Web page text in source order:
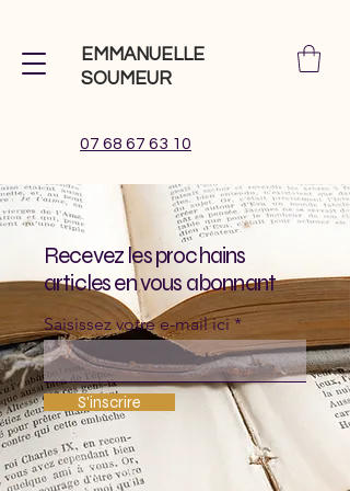
EMMANUELLE
SOUMEUR
07 68 67 63 10
Recevez les prochains
articles en vous abonnant
Saisissez votre e-mail ici
S'inscrire